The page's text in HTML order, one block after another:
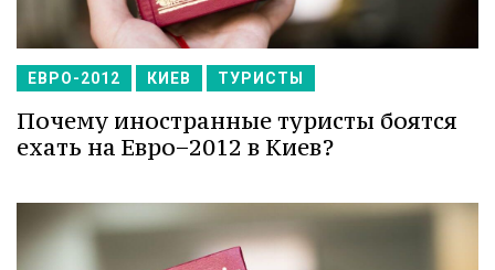
ЕВРО-2012 КИЕВ ТУРИСТЫ
Почему иностранные туристы боятся
ехать на Евро−2012 в Киев?